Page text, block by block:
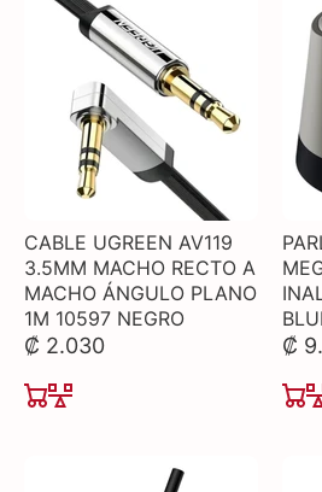
CABLE UGREEN AV119
3.5MM MACHO RECTO A
MACHO ÁNGULO PLANO
1M 10597 NEGRO
₡ 2.030 ₡